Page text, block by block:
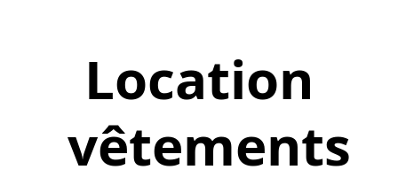
Location
vêtements